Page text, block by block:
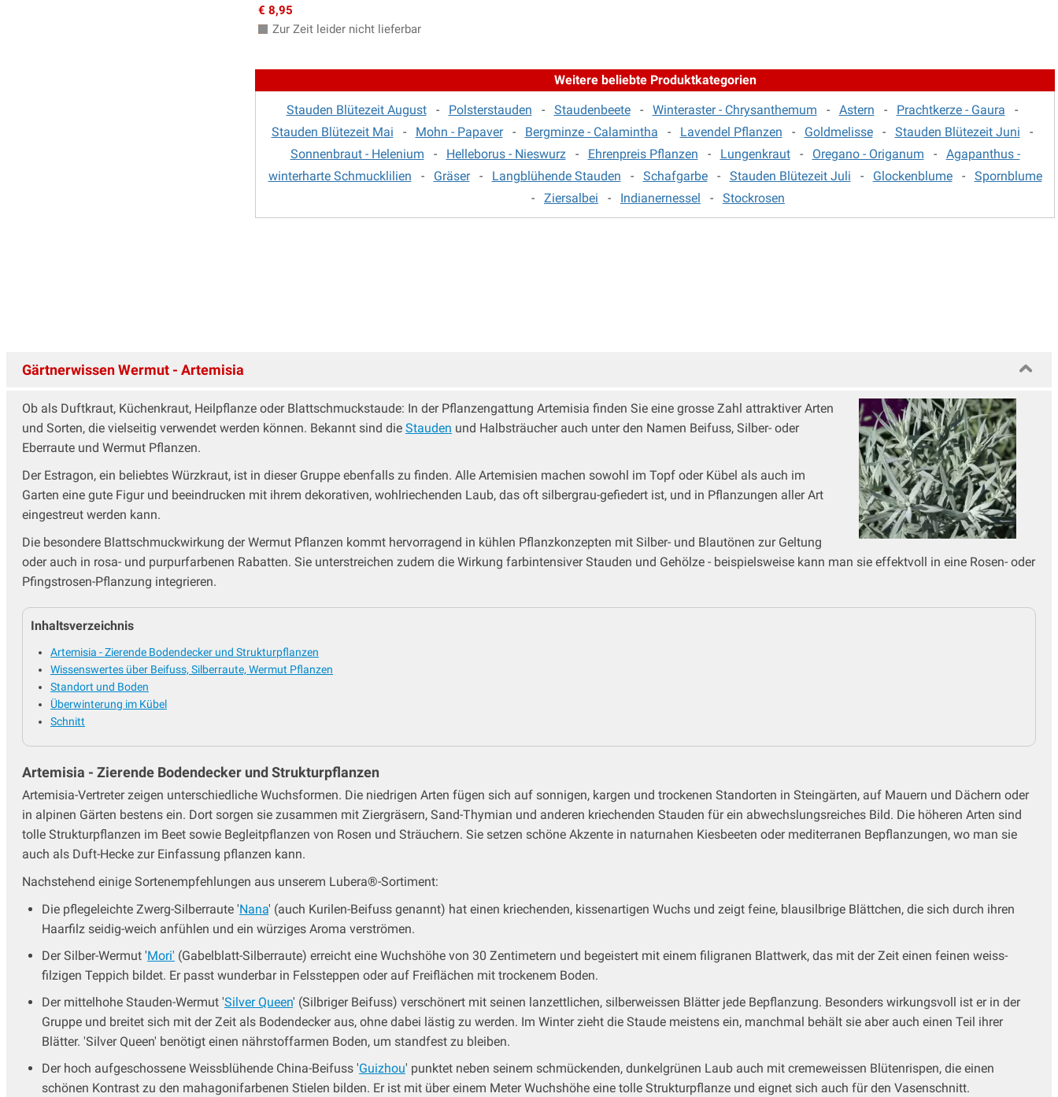
Mohn - Papaver
Nachtkerze - Oenothera
Nelken
Nelkenwurz - Geum
Oregano - Origanum
Perlkörbchen - Anaphalis
Pfingstrosen
Prachtscharte - Liatris
Prachtspiere
Primeln - Primula
Ranunculus - Hahnenfuss
Reiherschnabel - Erodium
Rittersporn - Delphinium
Salomonssiegel
Saxifraga - Steinbrech
Schafgarbe
Schleierkraut
Schleifenblume
Silberkerzen
Skabiose
Sonnenauge - Heliopsis
Sonnenhut - Rudbeckia
Sonnenröschen - Helianthemum
Spornblume
Sterndolde
Stockrosen
Storchschnabel
Sumpfdotterblume - Caltha
Taglilien
Thymian - Thymus
€ 8,95
Zur Zeit leider nicht lieferbar
Weitere beliebte Produktkategorien
Stauden Blütezeit August- Polsterstauden - Staudenbeete- Winteraster - Chrysanthemum - Astern - Prachtkerze - Gaura -
Stauden Blütezeit Mai - Mohn - Papaver- Bergminze - Calamintha - Lavendel Pflanzen - Goldmelisse- Stauden Blütezeit Juni -
Sonnenbraut - Helenium - Helleborus - Nieswurz- Ehrenpreis Pflanzen - Lungenkraut- Oregano - Origanum - Agapanthus -
winterharte Schmucklilien - Gräser- Langblühende Stauden - Schafgarbe- Stauden Blütezeit Juli - Glockenblume- Spornblume
- Ziersalbei - Indianernessel - Stockrosen
Gärtnerwissen Wermut - Artemisia
Ob als Duftkraut, Küchenkraut, Heilpflanze oder Blattschmuckstaude: In der Pflanzengattung Artemisia finden Sie eine grosse Zahl attraktiver Arten
und Sorten, die vielseitig verwendet werden können. Bekannt sind die Stauden und Halbsträucher auch unter den Namen Beifuss, Silber- oder
Eberraute und Wermut Pflanzen.
Der Estragon, ein beliebtes Würzkraut, ist in dieser Gruppe ebenfalls zu finden. Alle Artemisien machen sowohl im Topf oder Kübel als auch im
Garten eine gute Figur und beeindrucken mit ihrem dekorativen, wohlriechenden Laub, das oft silbergrau-gefiedert ist, und in Pflanzungen aller Art
eingestreut werden kann.
Die besondere Blattschmuckwirkung der Wermut Pflanzen kommt hervorragend in kühlen Pflanzkonzepten mit Silber- und Blautönen zur Geltung
oder auch in rosa- und purpurfarbenen Rabatten. Sie unterstreichen zudem die Wirkung farbintensiver Stauden und Gehölze - beispielsweise kann man sie effektvoll in eine Rosen- oder
Pfingstrosen-Pflanzung integrieren.
Inhaltsverzeichnis
Artemisia - Zierende Bodendecker und Strukturpflanzen
Wissenswertes über Beifuss, Silberraute, Wermut Pflanzen
Standort und Boden
Überwinterung im Kübel
Schnitt
Artemisia - Zierende Bodendecker und Strukturpflanzen
Artemisia-Vertreter zeigen unterschiedliche Wuchsformen. Die niedrigen Arten fügen sich auf sonnigen, kargen und trockenen Standorten in Steingärten, auf Mauern und Dächern oder
in alpinen Gärten bestens ein. Dort sorgen sie zusammen mit Ziergräsern, Sand-Thymian und anderen kriechenden Stauden für ein abwechslungsreiches Bild. Die höheren Arten sind
tolle Strukturpflanzen im Beet sowie Begleitpflanzen von Rosen und Sträuchern. Sie setzen schöne Akzente in naturnahen Kiesbeeten oder mediterranen Bepflanzungen, wo man sie
auch als Duft-Hecke zur Einfassung pflanzen kann.
Nachstehend einige Sortenempfehlungen aus unserem Lubera®-Sortiment:
Die pflegeleichte Zwerg-Silberraute 'Nana' (auch Kurilen-Beifuss genannt) hat einen kriechenden, kissenartigen Wuchs und zeigt feine, blausilbrige Blättchen, die sich durch ihren
Haarfilz seidig-weich anfühlen und ein würziges Aroma verströmen.
Der Silber-Wermut 'Mori' (Gabelblatt-Silberraute) erreicht eine Wuchshöhe von 30 Zentimetern und begeistert mit einem filigranen Blattwerk, das mit der Zeit einen feinen weiss-
filzigen Teppich bildet. Er passt wunderbar in Felssteppen oder auf Freiflächen mit trockenem Boden.
Der mittelhohe Stauden-Wermut 'Silver Queen' (Silbriger Beifuss) verschönert mit seinen lanzettlichen, silberweissen Blätter jede Bepflanzung. Besonders wirkungsvoll ist er in der
Gruppe und breitet sich mit der Zeit als Bodendecker aus, ohne dabei lästig zu werden. Im Winter zieht die Staude meistens ein, manchmal behält sie aber auch einen Teil ihrer
Blätter. 'Silver Queen' benötigt einen nährstoffarmen Boden, um standfest zu bleiben.
Der hoch aufgeschossene Weissblühende China-Beifuss 'Guizhou' punktet neben seinem schmückenden, dunkelgrünen Laub auch mit cremeweissen Blütenrispen, die einen
schönen Kontrast zu den mahagonifarbenen Stielen bilden. Er ist mit über einem Meter Wuchshöhe eine tolle Strukturpflanze und eignet sich auch für den Vasenschnitt.